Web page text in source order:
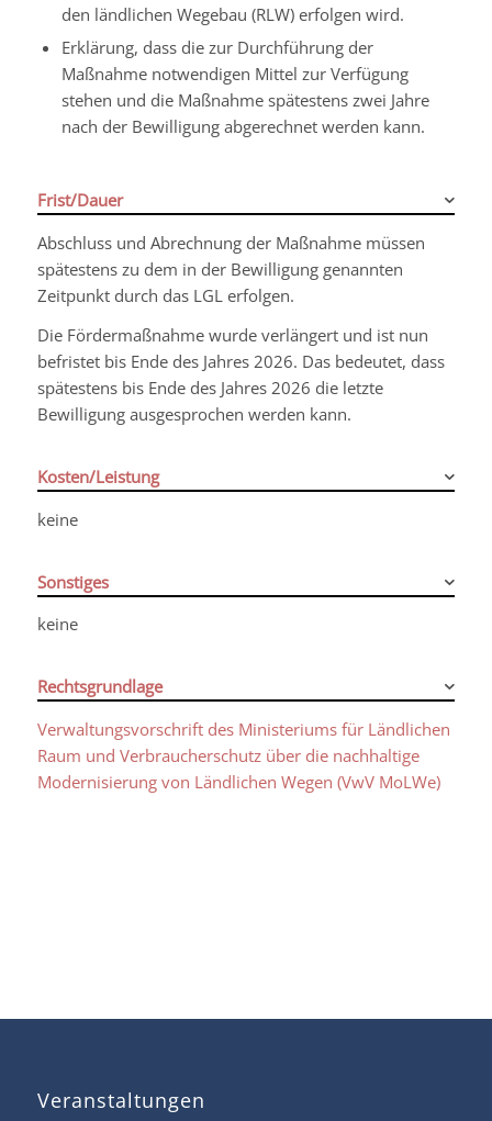
den ländlichen Wegebau (RLW) erfolgen wird.
Erklärung, dass die zur Durchführung der
Maßnahme notwendigen Mittel zur Verfügung
stehen und die Maßnahme spätestens zwei Jahre
nach der Bewilligung abgerechnet werden kann.
Frist/Dauer
Abschluss und Abrechnung der Maßnahme müssen
spätestens zu dem in der Bewilligung genannten
Zeitpunkt durch das LGL erfolgen.
Die Fördermaßnahme wurde verlängert und ist nun
befristet bis Ende des Jahres 2026. Das bedeutet, dass
spätestens bis Ende des Jahres 2026 die letzte
Bewilligung ausgesprochen werden kann.
Kosten/Leistung
keine
Sonstiges
keine
Rechtsgrundlage
Verwaltungsvorschrift des Ministeriums für Ländlichen
Raum und Verbraucherschutz über die nachhaltige
Modernisierung von Ländlichen Wegen (VwV MoLWe)
Veranstaltungen